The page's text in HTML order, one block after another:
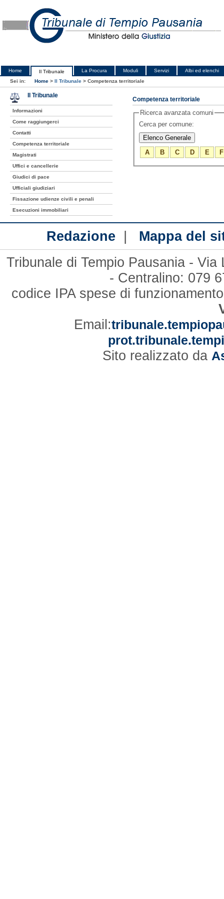
Home Il Tribunale La Procura Moduli Servizi
Albi ed elenchi
Sei in:
Home > Il Tribunale > Competenza territoriale
Competenza territoriale
Ricerca avanzata comuni
Cerca per comune:
A B C D E F
Il Tribunale
Informazioni
Come raggiungerci
Contatti
Competenza territoriale
Magistrati
Uffici e cancellerie
Giudici di pace
Ufficiali giudiziari
Fissazione udienze civili e penali
Esecuzioni immobiliari
Redazione | Mappa del
Tribunale di Tempio Pausania -
- Centralino: 079
codice IPA spese di
Email:
Sito realizzato da